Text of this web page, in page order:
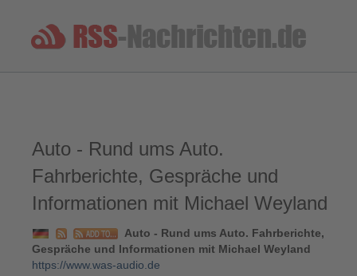
Auto - Rund ums Auto.
Fahrberichte, Gespräche und
Informationen mit Michael Weyland
Auto - Rund ums Auto. Fahrberichte,
Gespräche und Informationen mit Michael Weyland
https://www.was-audio.de